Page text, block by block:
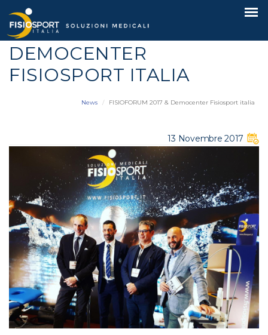
FISIOFORUM 2017 &
DEMOCENTER
FISIOSPORT ITALIA
News FISIOFORUM 2017 & Democenter Fisiosport italia
13 Novembre 2017